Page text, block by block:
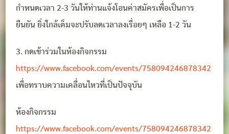
กำหนดเวลา 2-3 วันให้ท่านแจ้งโอนค่าสมัครเพื่อเป็นการ
ยืนยัน ยิ่งใกล้เต็มจะปรับลดเวลาลงเรื่อยๆ เหลือ 1-2 วัน
3. กดเข้าร่วมในห้องกิจกรรม
https://www.facebook.com/events/758094246878342
เพื่อทราบความเคลื่อนไหวที่เป็นปัจจุบัน
ห้องกิจกรรม
https://www.facebook.com/events/758094246878342